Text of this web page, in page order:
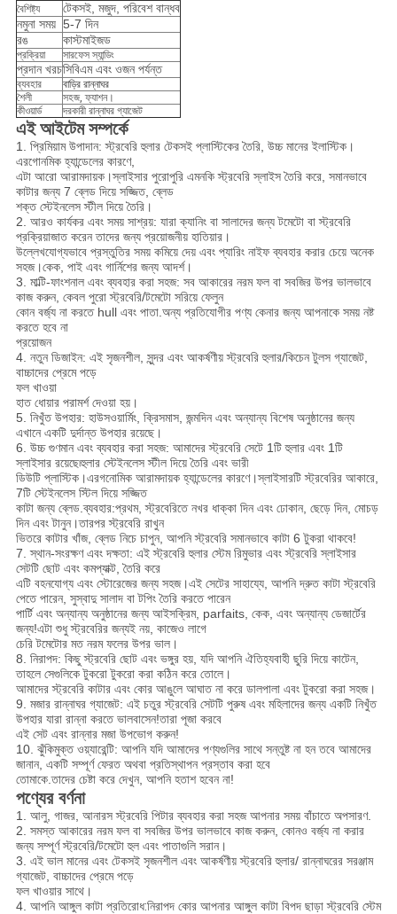
বৈশিষ্ট্য
টেকসই, মজুদ, পরিবেশ বান্ধব
নমুনা সময় 5-7 দিন
রঙ
কাস্টমাইজড
প্রক্রিয়া সারফেস স্যান্ডিং
প্রদান খরচসিবিএম এবং ওজন পর্যন্ত
ব্যবহার
বাড়ির রান্নাঘর
শৈলী
সহজ, ফ্যাশন।
কীওয়ার্ড
দরকারী রান্নাঘর গ্যাজেট
এই আইটেম সম্পর্কে
1. প্রিমিয়াম উপাদান: স্ট্রবেরি হুলার টেকসই প্লাস্টিকের তৈরি, উচ্চ মানের ইলাস্টিক।
এরগোনমিক হ্যান্ডেলের কারণে,
এটা আরো আরামদায়ক।স্লাইসার পুরোপুরি এমনকি স্ট্রবেরি স্লাইস তৈরি করে, সমানভাবে
কাটার জন্য 7 ব্লেড দিয়ে সজ্জিত, ব্লেড
শক্ত স্টেইনলেস স্টীল দিয়ে তৈরি।
2. আরও কার্যকর এবং সময় সাশ্রয়: যারা ক্যানিং বা সালাদের জন্য টমেটো বা স্ট্রবেরি
প্রক্রিয়াজাত করেন তাদের জন্য প্রয়োজনীয় হাতিয়ার।
উল্লেখযোগ্যভাবে প্রস্তুতির সময় কমিয়ে দেয় এবং প্যারিং নাইফ ব্যবহার করার চেয়ে অনেক
সহজ।কেক, পাই এবং গার্নিশের জন্য আদর্শ।
3. মাল্টি-ফাংশনাল এবং ব্যবহার করা সহজ: সব আকারের নরম ফল বা সবজির উপর ভালভাবে
কাজ করুন, কেবল পুরো স্ট্রবেরি/টমেটো সরিয়ে ফেলুন
কোন বর্জ্য না করতে hull এবং পাতা.অন্য প্রতিযোগীর পণ্য কেনার জন্য আপনাকে সময় নষ্ট
করতে হবে না
প্রয়োজন
4. নতুন ডিজাইন: এই সৃজনশীল, সুন্দর এবং আকর্ষণীয় স্ট্রবেরি হুলার/কিচেন টুলস গ্যাজেট,
বাচ্চাদের প্রেমে পড়ে
ফল খাওয়া
হাত ধোয়ার পরামর্শ দেওয়া হয়।
5. নিখুঁত উপহার: হাউসওয়ার্মিং, ক্রিসমাস, জন্মদিন এবং অন্যান্য বিশেষ অনুষ্ঠানের জন্য
এখানে একটি দুর্দান্ত উপহার রয়েছে।
6. উচ্চ গুণমান এবং ব্যবহার করা সহজ: আমাদের স্ট্রবেরি সেটে 1টি হুলার এবং 1টি
স্লাইসার রয়েছে৷হুলার স্টেইনলেস স্টীল দিয়ে তৈরি এবংভারী
ডিউটি ​​প্লাস্টিক।এরগনোমিক আরামদায়ক হ্যান্ডেলের কারণে।স্লাইসারটি স্ট্রবেরির আকারে,
7টি স্টেইনলেস স্টিল দিয়ে সজ্জিত
কাটা জন্য ব্লেড.ব্যবহার:প্রথম, স্ট্রবেরিতে নখর ধাক্কা দিন এবং ঢোকান, ছেড়ে দিন, মোচড়
দিন এবং টানুন।তারপর স্ট্রবেরি রাখুন
ভিতরেকাটার খাঁজ, ব্লেড নিচে চাপুন, আপনি স্ট্রবেরি সমানভাবে কাটা 6 টুকরা থাকবে!
7. স্থান-সংরক্ষণ এবং দক্ষতা: এই স্ট্রবেরি হুলার স্টেম রিমুভার এবং স্ট্রবেরি স্লাইসার
সেটটি ছোট এবং কমপ্যাক্ট, তৈরি করে
এটি বহনযোগ্য এবং স্টোরেজের জন্য সহজ।এই সেটের সাহায্যে, আপনি দ্রুত কাটা স্ট্রবেরি
পেতে পারেন, সুস্বাদু সালাদ বা টপিং তৈরি করতে পারেন
পার্টি এবং অন্যান্য অনুষ্ঠানের জন্য আইসক্রিম, parfaits, কেক, এবং অন্যান্য ডেজার্টের
জন্য!এটা শুধু স্ট্রবেরির জন্যই নয়, কাজেও লাগে
চেরি টমেটোর মত নরম ফলের উপর ভাল।
8. নিরাপদ: কিছু স্ট্রবেরি ছোট এবং ভঙ্গুর হয়, যদি আপনি ঐতিহ্যবাহী ছুরি দিয়ে কাটেন,
তাহলে সেগুলিকে টুকরো টুকরো করা কঠিন করে তোলে।
আমাদের স্ট্রবেরি কাটার এবং কোর আঙুলে আঘাত না করে ডালপালা এবং টুকরো করা সহজ।
9. মজার রান্নাঘর গ্যাজেট: এই চতুর স্ট্রবেরি সেটটি পুরুষ এবং মহিলাদের জন্য একটি নিখুঁত
উপহার যারা রান্না করতে ভালবাসেন!তারা পূজা করবে
এই সেট এবং রান্নার মজা উপভোগ করুন!
10. ঝুঁকিমুক্ত ওয়্যারেন্টি: আপনি যদি আমাদের পণ্যগুলির সাথে সন্তুষ্ট না হন তবে আমাদের
জানান, একটি সম্পূর্ণ ফেরতঅথবা প্রতিস্থাপন প্রস্তাব করা হবে
তোমাকে.তাদের চেষ্টা করে দেখুন, আপনি হতাশ হবেন না!
পণ্যের বর্ণনা
1. আলু, গাজর, আনারস স্ট্রবেরি পিটার ব্যবহার করা সহজ আপনার সময় বাঁচাতে অপসারণ.
2. সমস্ত আকারের নরম ফল বা সবজির উপর ভালভাবে কাজ করুন, কোনও বর্জ্য না করার
জন্য সম্পূর্ণ স্ট্রবেরি/টমেটো হুল এবং পাতাগুলি সরান।
3. এই ভাল মানের এবং টেকসই সৃজনশীল এবং আকর্ষণীয় স্ট্রবেরি হুলার/ রান্নাঘরের সরঞ্জাম
গ্যাজেট, বাচ্চাদের প্রেমে পড়ে
ফল খাওয়ার সাথে।
4. আপনি আঙ্গুল কাটা প্রতিরোধ:নিরাপদ কোর আপনার আঙ্গুল কাটা বিপদ ছাড়া স্ট্রবেরি স্টেম